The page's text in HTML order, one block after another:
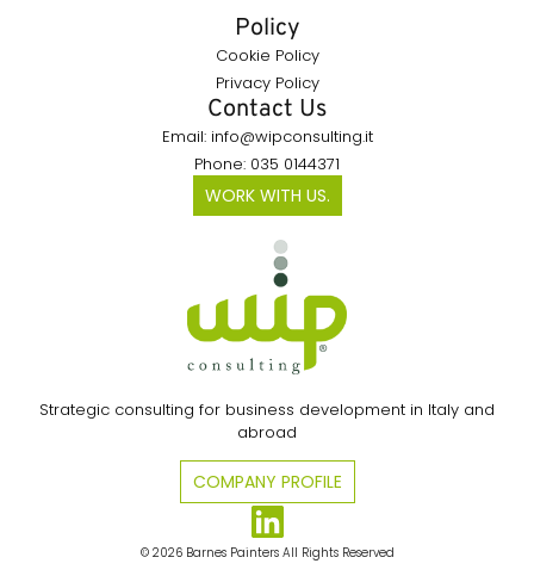
Strategic consulting for business development in Italy and
abroad
COMPANY PROFILE
© 2026 Barnes Painters All Rights Reserved
Policy
Cookie Policy
Privacy Policy
Contact Us
Email: info@wipconsulting.it
Phone: 035 0144371
WORK WITH US.